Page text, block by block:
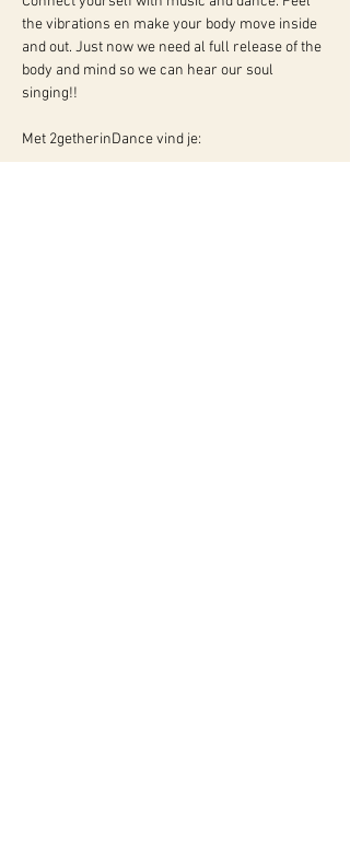
the vibrations en make your body move inside
and out. Just now we need al full release of the
body and mind so we can hear our soul
singing!!
Met 2getherinDance vind je: